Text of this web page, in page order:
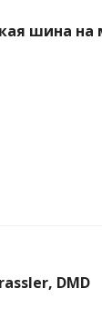
шина на
DMD